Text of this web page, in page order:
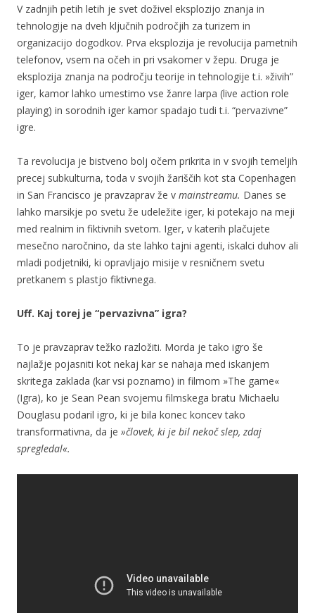
V zadnjih petih letih je svet doživel eksplozijo znanja in
tehnologije na dveh ključnih področjih za turizem in
organizacijo dogodkov. Prva eksplozija je revolucija pametnih
telefonov, vsem na očeh in pri vsakomer v žepu. Druga je
eksplozija znanja na področju teorije in tehnologije t.i. »živih”
iger, kamor lahko umestimo vse žanre larpa (live action role
playing) in sorodnih iger kamor spadajo tudi t.i. “pervazivne”
igre.
Ta revolucija je bistveno bolj očem prikrita in v svojih temeljih
precej subkulturna, toda v svojih žariščih kot sta Copenhagen
in San Francisco je pravzaprav že v mainstreamu. Danes se
lahko marsikje po svetu že udeležite iger, ki potekajo na meji
med realnim in fiktivnih svetom. Iger, v katerih plačujete
mesečno naročnino, da ste lahko tajni agenti, iskalci duhov ali
mladi podjetniki, ki opravljajo misije v resničnem svetu
pretkanem s plastjo fiktivnega.
Uff. Kaj torej je “pervazivna” igra?
To je pravzaprav težko razložiti. Morda je tako igro še
najlažje pojasniti kot nekaj kar se nahaja med iskanjem
skritega zaklada (kar vsi poznamo) in filmom »The game«
(Igra), ko je Sean Pean svojemu filmskega bratu Michaelu
Douglasu podaril igro, ki je bila konec koncev tako
transformativna, da je »človek, ki je bil nekoč slep, zdaj
spregledal«.